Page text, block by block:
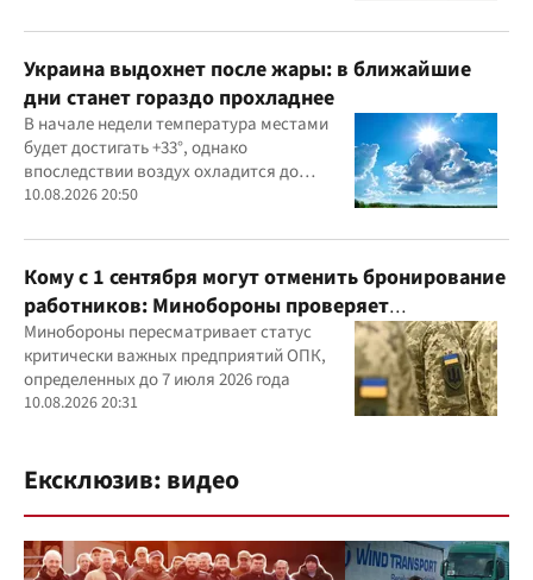
Украина выдохнет после жары: в ближайшие
дни станет гораздо прохладнее
В начале недели температура местами
будет достигать +33°, однако
впоследствии воздух охладится до
+19°...+26°. К выходным снова станет
прогнозируют
10.08.2026 20:50
Кому с 1 сентября могут отменить бронирование
работников: Минобороны проверяет
критически важные предприятия
Минобороны пересматривает статус
критически важных предприятий ОПК,
определенных до 7 июля 2026 года
10.08.2026 20:31
Ексклюзив: видео